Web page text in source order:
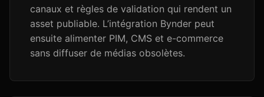
canaux et règles de validation qui rendent un
asset publiable. L’intégration Bynder peut
ensuite alimenter PIM, CMS et e-commerce
sans diffuser de médias obsolètes.